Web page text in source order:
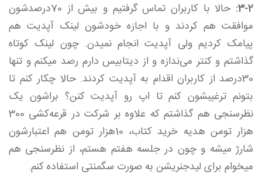
3-2:
حالا با کاربران تماس گرفتیم و بیش از 70درصدشون
موافقت هم کردند و با اجازه خودشون لینک آپدیت هم
پیامک کردیم ولی آپدیت انجام نمیدن. چون لینک کوتاه
گذاشتم و کنتر می‌ندازه و از دیتابیس دارم رصد میکنم و تنها
30درصد از کاربران اقدام به آپدیت کردند. حالا چکار کنم تا
بتونم ترغیبشون کنم تا اپ رو آپدیت کنن؟ براشون یک
نظرسنجی هم گذاشتم که علاوه بر شرکت در قرعه‌کشی 300
هزار تومن هدیه خرید کتاب، 10هزار تومن هم اعتبارشون
شارژ میشه و چون در جلسه هفتم هستم، از نظرسنجی هم
میخوام برای لیدجنریشن به صورت سگمنتی استفاده کنم.